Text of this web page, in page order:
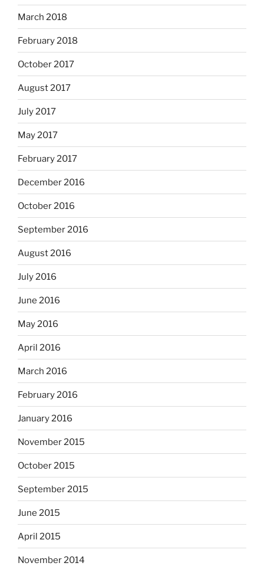
March 2018
February 2018
October 2017
August 2017
July 2017
May 2017
February 2017
December 2016
October 2016
September 2016
August 2016
July 2016
June 2016
May 2016
April 2016
March 2016
February 2016
January 2016
November 2015
October 2015
September 2015
June 2015
April 2015
November 2014